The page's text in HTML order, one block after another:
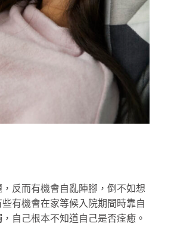
反而有機會自亂陣腳，倒不如想
有機會在家等候入院期間時靠自
自己根本不知道自己是否痊癒。